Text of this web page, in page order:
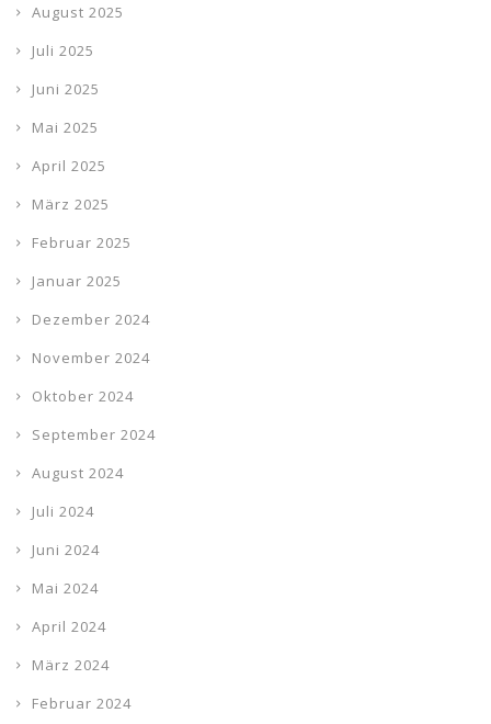
August 2025
Juli 2025
Juni 2025
Mai 2025
April 2025
März 2025
Februar 2025
Januar 2025
Dezember 2024
November 2024
Oktober 2024
September 2024
August 2024
Juli 2024
Juni 2024
Mai 2024
April 2024
März 2024
Februar 2024